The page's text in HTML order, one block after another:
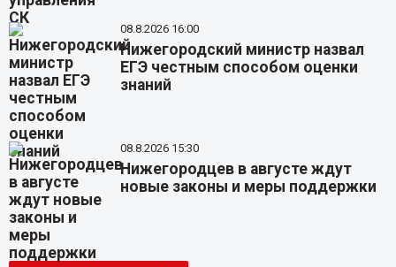
08.8.2026 16:00
Нижегородский министр назвал
ЕГЭ честным способом оценки
знаний
08.8.2026 15:30
Нижегородцев в августе ждут
новые законы и меры поддержки